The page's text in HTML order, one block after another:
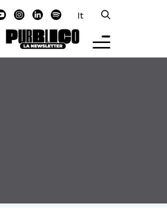
It
Program